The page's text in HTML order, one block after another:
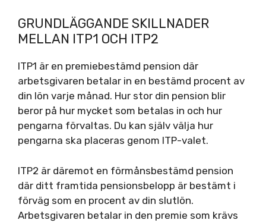
GRUNDLÄGGANDE SKILLNADER
MELLAN ITP1 OCH ITP2
ITP1 är en premiebestämd pension där
arbetsgivaren betalar in en bestämd procent av
din lön varje månad. Hur stor din pension blir
beror på hur mycket som betalas in och hur
pengarna förvaltas. Du kan själv välja hur
pengarna ska placeras genom ITP-valet.
ITP2 är däremot en förmånsbestämd pension
där ditt framtida pensionsbelopp är bestämt i
förväg som en procent av din slutlön.
Arbetsgivaren betalar in den premie som krävs